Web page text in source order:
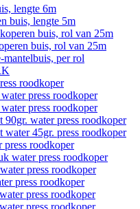
lengte 6m
buis, lengte 5m
buis, rol van 25m
buis, rol van 25m
mantelbuis, per rol
roodkoper
press roodkoper
press roodkoper
90gr. water press roodkoper
water 45gr. press roodkoper
press roodkoper
water press roodkoper
press roodkoper
press roodkoper
press roodkoper
press roodkoper